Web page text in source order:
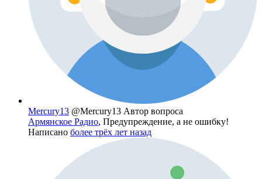
Mercury13 @Mercury13 Автор вопроса
Армянское Радио, Предупреждение, а не ошибку!
Написано более трёх лет назад